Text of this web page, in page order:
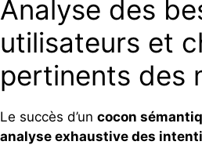
Analyse des
utilisateurs et
pertinents des
Le succès d’un cocon
analyse exhaustive des